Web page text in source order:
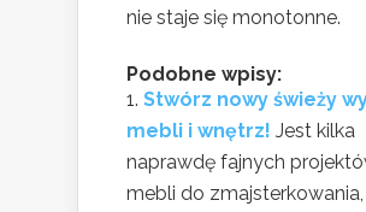
nie staje się monotonne.
Podobne wpisy:
Stwórz nowy świeży
mebli i wnętrz! Jest kilka
naprawdę fajnych
mebli do